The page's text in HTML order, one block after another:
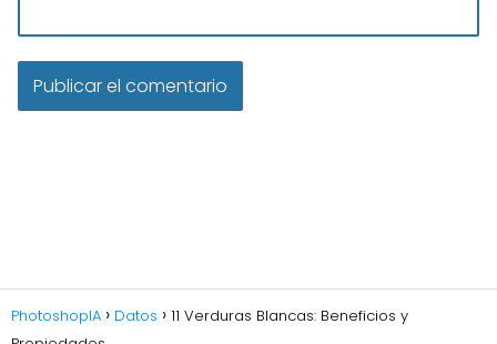
PhotoshopIA Datos
11 Verduras Blancas: Beneficios y